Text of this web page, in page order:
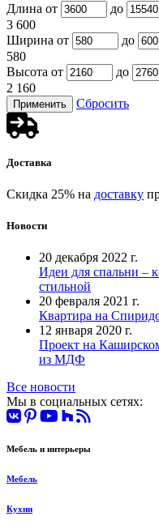
Длина от
до
3 600
Ширина от
до
580
Высота от
до
2 160
Сбросить
Доставка
Скидка 25% на доставку
Новости
20 декабря 2022 г.
Идеи для спальни –
стильной
20 февраля 2021 г.
Квартира на
12 января 2020 г.
Проект на
из МДФ
Все новости
Мы в социальных сетях:
Мебель и интерьеры
Мебель
Кухни